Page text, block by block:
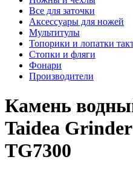
Все для заточки
Аксессуары для ножей
Мультитулы
Топорики и лопатки
Стопки и фляги
Фонари
Производители
Камень
Taidea
TG7300